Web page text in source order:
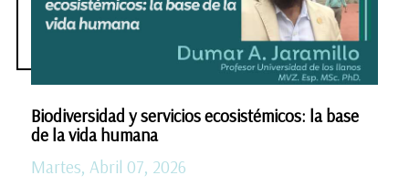
Biodiversidad y servicios ecosistémicos: la base
de la vida humana
Martes, Abril 07, 2026